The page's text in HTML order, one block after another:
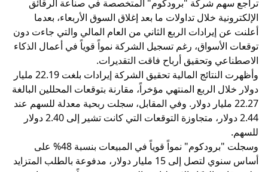
تراجع سهم شركة "برودكوم" المتخصصة في صناعة الرقائق
الإلكترونية خلال تداولات ما بعد إغلاق السوق الأربعاء، بعدما
أعلنت عن إيرادات الربع الثاني من العام المالي والتي جاءت دون
توقعات الأسواق، رغم تسجيل الشركة نمواً قوياً في أعمال الذكاء
الاصطناعي وتحقيق أرباح فاقت التقديرات.
وأظهرت النتائج المالية تحقيق الشركة إيرادات بلغت 22.19 مليار
دولار خلال الربع المنتهي مؤخراً، مقارنة بتوقعات المحللين البالغة
22.27 مليار دولار. وفي المقابل، سجلت ربحية معدلة للسهم عند
2.44 دولار، متجاوزة التوقعات التي كانت تشير إلى 2.40 دولار
للسهم.
وسجلت "برودكوم" نمواً قوياً في المبيعات بنسبة 48% على
أساس سنوي لتصل إلى 15 مليار دولار، مدفوعة بالطلب المتزايد